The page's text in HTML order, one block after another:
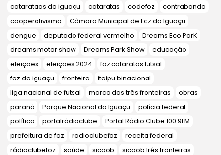
catarataas do iguaçu
cataratas codefoz
contrabando
cooperativismo
Câmara Municipal de Foz do Iguaçu
dengue
deputado federal vermelho
Dreams Eco ParK
dreams motor show
Dreams Park Show
educação
eleições
eleições 2024
foz cataratas futsal
foz do iguaçu
fronteira
itaipu binacional
liga nacional de futsal
marco das três fronteiras
obras
paraná
Parque Nacional do Iguaçu
polícia federal
política
portalrádioclube
Portal Rádio Clube 100.9FM
prefeitura de foz
radioclubefoz
receita federal
rádioclubefoz
saúde sicoob
sicoob três fronteiras